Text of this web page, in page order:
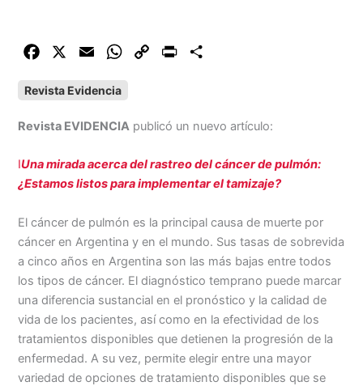
c
b
o
a
l
W
s
p
C
L
n
t
a
r
t
r
Revista Evidencia
Revista EVIDENCIA publicó un nuevo artículo:
IUna mirada acerca del rastreo del cáncer de pulmón:
¿Estamos listos para implementar el tamizaje?
El cáncer de pulmón es la principal causa de muerte por
cáncer en Argentina y en el mundo. Sus tasas de sobrevida
a cinco años en Argentina son las más bajas entre todos
los tipos de cáncer. El diagnóstico temprano puede marcar
una diferencia sustancial en el pronóstico y la calidad de
vida de los pacientes, así como en la efectividad de los
tratamientos disponibles que detienen la progresión de la
enfermedad. A su vez, permite elegir entre una mayor
variedad de opciones de tratamiento disponibles que se